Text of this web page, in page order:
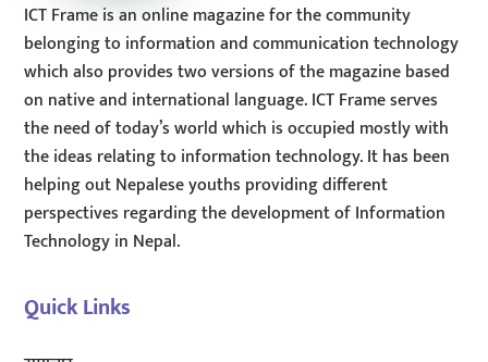
ICT Frame is an online magazine for the community
belonging to information and communication technology
which also provides two versions of the magazine based
on native and international language. ICT Frame serves
the need of today’s world which is occupied mostly with
the ideas relating to information technology. It has been
helping out Nepalese youths providing different
perspectives regarding the development of Information
Technology in Nepal.
Quick Links